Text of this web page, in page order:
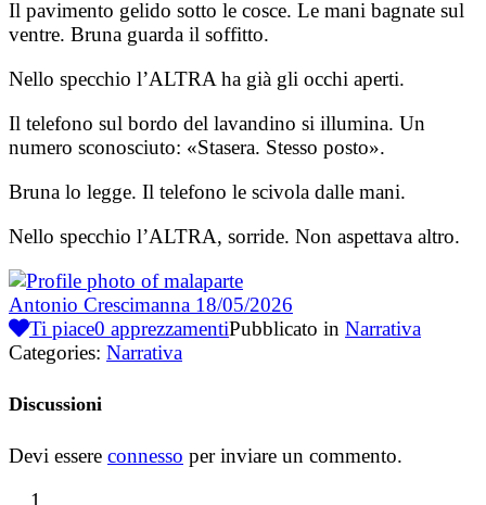
Il pavimento gelido sotto le cosce. Le mani bagnate sul
ventre. Bruna guarda il soffitto.
Nello specchio l’ALTRA ha già gli occhi aperti.
Il telefono sul bordo del lavandino si illumina. Un
numero sconosciuto: «Stasera. Stesso posto».
Bruna lo legge. Il telefono le scivola dalle mani.
Nello specchio l’ALTRA, sorride. Non aspettava altro.
Antonio Crescimanna 18/05/2026
Ti piace0 apprezzamentiPubblicato in Narrativa
Categories: Narrativa
Discussioni
Devi essere connesso per inviare un commento.